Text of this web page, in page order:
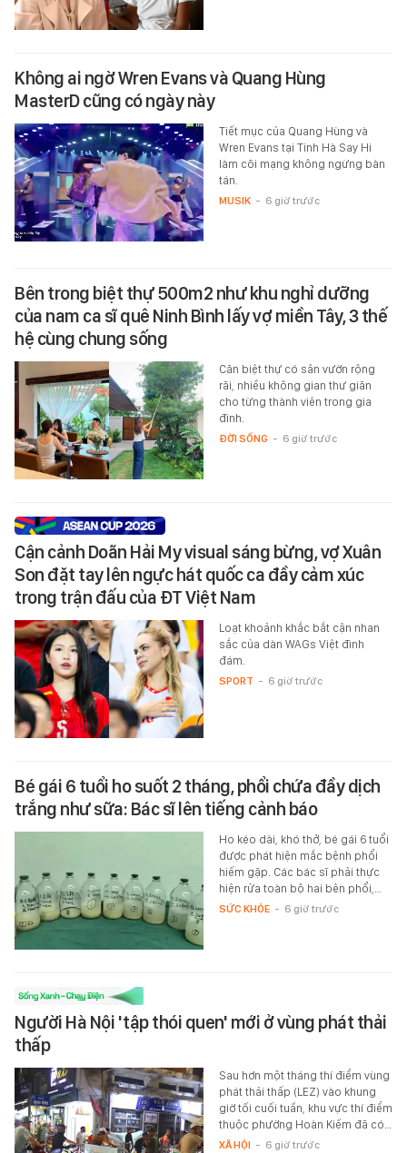
Không ai ngờ Wren Evans và Quang Hùng
MasterD cũng có ngày này
Tiết mục của Quang Hùng và
Wren Evans tại Tinh Hà Say Hi
làm cõi mạng không ngừng bàn
tán.
MUSIK - 6 giờ trước
Bên trong biệt thự 500m2 như khu nghỉ dưỡng
của nam ca sĩ quê Ninh Bình lấy vợ miền Tây, 3 thế
hệ cùng chung sống
Căn biệt thự có sân vườn rộng
rãi, nhiều không gian thư giãn
cho từng thành viên trong gia
đình.
ĐỜI SỐNG - 6 giờ trước
Cận cảnh Doãn Hải My visual sáng bừng, vợ Xuân
Son đặt tay lên ngực hát quốc ca đầy cảm xúc
trong trận đấu của ĐT Việt Nam
Loạt khoảnh khắc bắt cận nhan
sắc của dàn WAGs Việt đình
đám.
SPORT - 6 giờ trước
Bé gái 6 tuổi ho suốt 2 tháng, phổi chứa đầy dịch
trắng như sữa: Bác sĩ lên tiếng cảnh báo
Ho kéo dài, khó thở, bé gái 6 tuổi
được phát hiện mắc bệnh phổi
hiếm gặp. Các bác sĩ phải thực
hiện rửa toàn bộ hai bên phổi,…
SỨC KHỎE - 6 giờ trước
Người Hà Nội 'tập thói quen' mới ở vùng phát thải
thấp
Sau hơn một tháng thí điểm vùng
phát thải thấp (LEZ) vào khung
giờ tối cuối tuần, khu vực thí điểm
thuộc phường Hoàn Kiếm đã có…
XÃ HỘI - 6 giờ trước